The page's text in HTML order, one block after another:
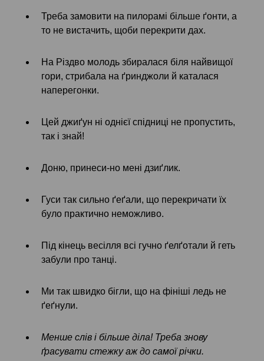
Треба замовити на пилорамі більше ґонти, а
то не вистачить, щоби перекрити дах.
На Різдво молодь збиралася біля найвищої
гори, стрибала на ґринджоли й каталася
наперегонки.
Цей джиґун ні однієї спідниці не пропустить,
так і знай!
Доню, принеси-но мені дзиґлик.
Гуси так сильно ґеґали, що перекричати їх
було практично неможливо.
Під кінець весілля всі гучно ґелґотали й геть
забули про танці.
Ми так швидко бігли, що на фініші ледь не
ґеґнули.
Менше слів і більше діла! Треба знову
ґрасувати стежку аж до самої річки.